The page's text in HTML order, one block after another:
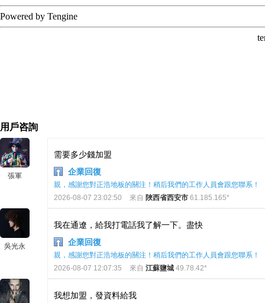
用戶咨詢
張軍
需要多少錢加盟
企業回復
親，感謝您對正浩地板的關注！稍后我們的工作人員會跟您聯系！
2026-08-07 23:02:50
來自 陜西省西安市 61.185.165*
吳光永
我在通遼，給我打電話我了解一下。盡快
企業回復
親，感謝您對正浩地板的關注！稍后我們的工作人員會跟您聯系！
2026-08-07 12:07:35
來自 江蘇鹽城 49.78.42*
我想加盟，發資料給我